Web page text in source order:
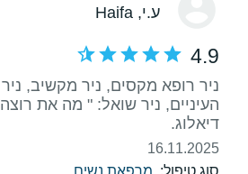
ע.י, Haifa
4.9
ניר רופא מקסים, ניר מקשיב,
העיניים, ניר שואל: " מה את
דיאלוג.
16.11.2025
סוג טיפול: מרפאת נשים